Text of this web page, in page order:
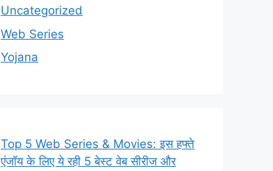
Uncategorized
Web Series
Yojana
Top 5 Web Series & Movies: इस हफ्ते
एंजॉय के लिए ये रही 5 बेस्ट वेब सीरीज और